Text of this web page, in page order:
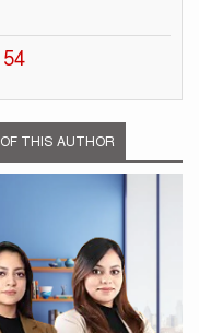
THIS AUTHOR